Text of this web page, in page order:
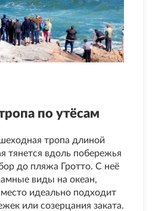
по утёсам
тропа длиной
тянется вдоль побережья
до пляжа Гротто. С неё
виды на океан,
идеально подходит
или созерцания заката.